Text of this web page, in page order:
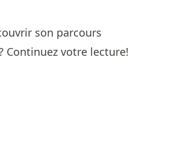
son parcours
Continuez votre lecture!